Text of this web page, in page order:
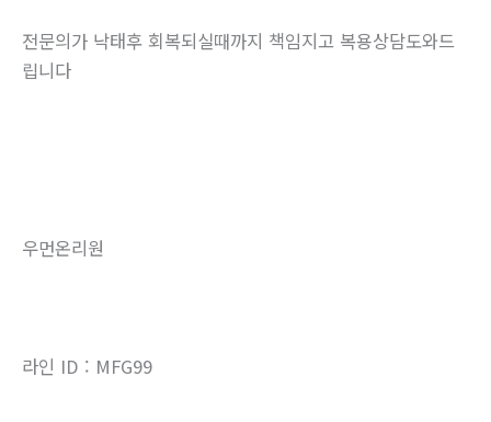
전문의가 낙태후 회복되실때까지 책임지고 복용상담도와드
립니다
우먼온리원
라인 ID : MFG99